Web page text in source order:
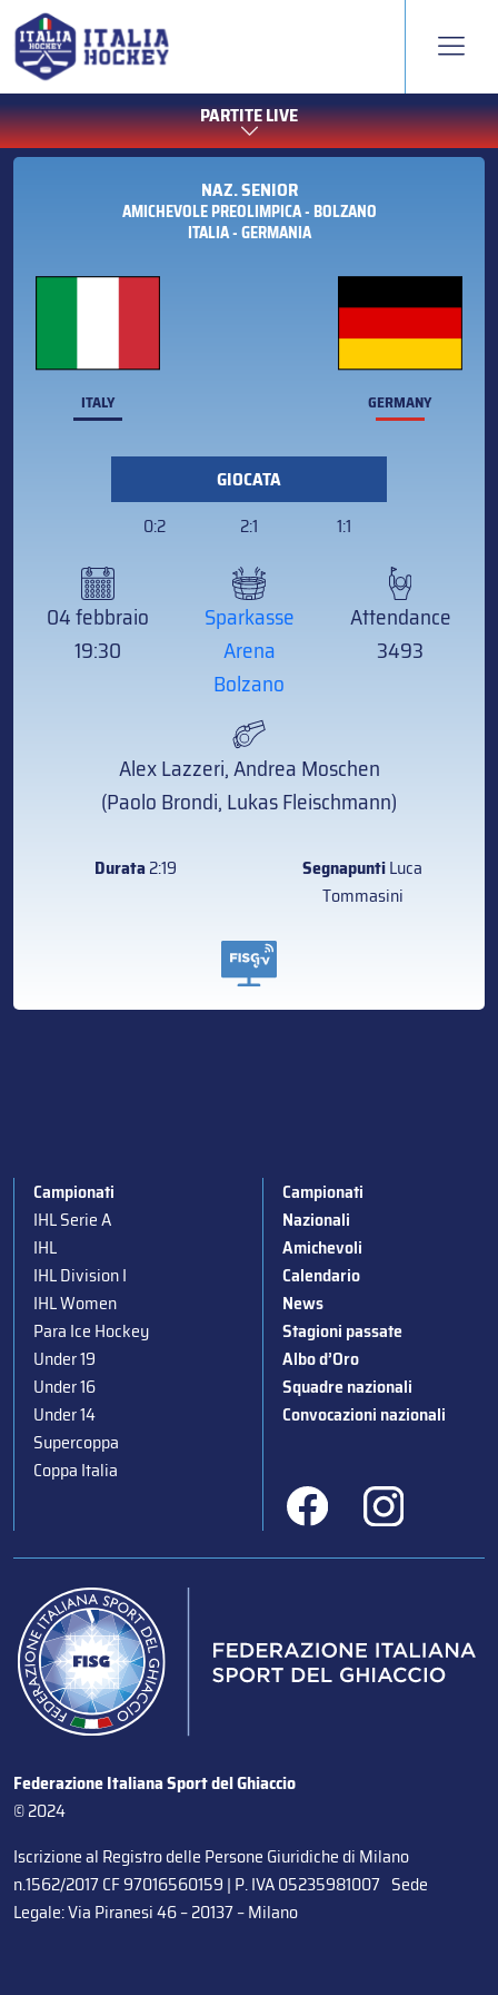
PARTITE LIVE
NAZ. SENIOR
AMICHEVOLE PREOLIMPICA - BOLZANO
ITALIA - GERMANIA
ITALY GERMANY
GIOCATA
04 febbraio
19:30
Sparkasse
Arena
Bolzano
Attendance
3493
Alex Lazzeri, Andrea Moschen
(Paolo Brondi, Lukas Fleischmann)
Durata2:19 SegnapuntiLuca
Tommasini
Campionati
IHL Serie A
IHL
IHL Division I
IHL Women
Para Ice Hockey
Under 19
Under 16
Under 14
Supercoppa
Coppa Italia
Campionati
Nazionali
Amichevoli
Calendario
News
Stagioni passate
Albo d’Oro
Squadre nazionali
Convocazioni nazionali
Federazione Italiana Sport del Ghiaccio
© 2024
Iscrizione al Registro delle Persone Giuridiche di Milano
n.1562/2017 CF 97016560159 | P. IVA 05235981007 Sede
Legale: Via Piranesi 46 – 20137 – Milano